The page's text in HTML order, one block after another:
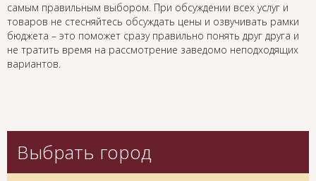
самым правильным выбором. При обсуждении всех услуг и
товаров не стесняйтесь обсуждать цены и озвучивать рамки
бюджета – это поможет сразу правильно понять друг друга и
не тратить время на рассмотрение заведомо неподходящих
вариантов.
Выбрать город